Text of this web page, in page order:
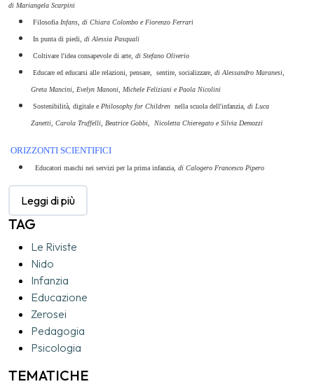
di Mariangela Scarpini
Filosofia Infans, di Chiara Colombo e Fiorenzo Ferrari
In punta di piedi, di Alessia Pasquali
Coltivare l'idea consapevole di arte, di Stefano Oliverio
Educare ed educarsi alle relazioni, pensare, sentire, socializzare, di Alessandro Maranesi,
Greta Mancini, Evelyn Manoni, Michele Feliziani e Paola Nicolini
Sostenibilità, digitale e Philosophy for Children nella scuola dell'infanzia, di Luca
Zanetti, Carola Truffelli, Beatrice Gobbi, Nicoletta Chieregato e Silvia Demozzi
ORIZZONTI SCIENTIFICI
Educatori maschi nei servizi per la prima infanzia, di Calogero Francesco Pipero
Melevisione compie 25 anni,
SEMI D'ESPERIENZA
Giocare con il corpo, giocare con i suoni,
Vincenzo Scruci
Lo sguardo altrove,
Iconolandia: Guardare e non toccare,
Leggi di più
TAG
Le Riviste
Nido
Infanzia
Educazione
Zerosei
Pedagogia
Psicologia
TEMATICHE